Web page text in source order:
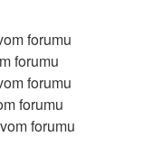
forumu
forumu
forumu
forumu
forumu